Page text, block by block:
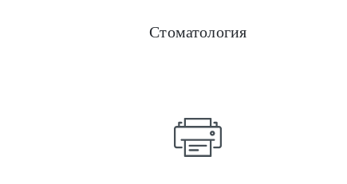
Стоматология